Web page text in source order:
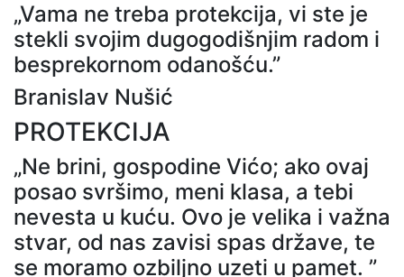
„Vama ne treba protekcija, vi ste je
stekli svojim dugogodišnjim radom i
besprekornom odanošću.”
Branislav Nušić
PROTEKCIJA
„Ne brini, gospodine Vićo; ako ovaj
posao svršimo, meni klasa, a tebi
nevesta u kuću. Ovo je velika i važna
stvar, od nas zavisi spas države, te
se moramo ozbiljno uzeti u pamet. ”